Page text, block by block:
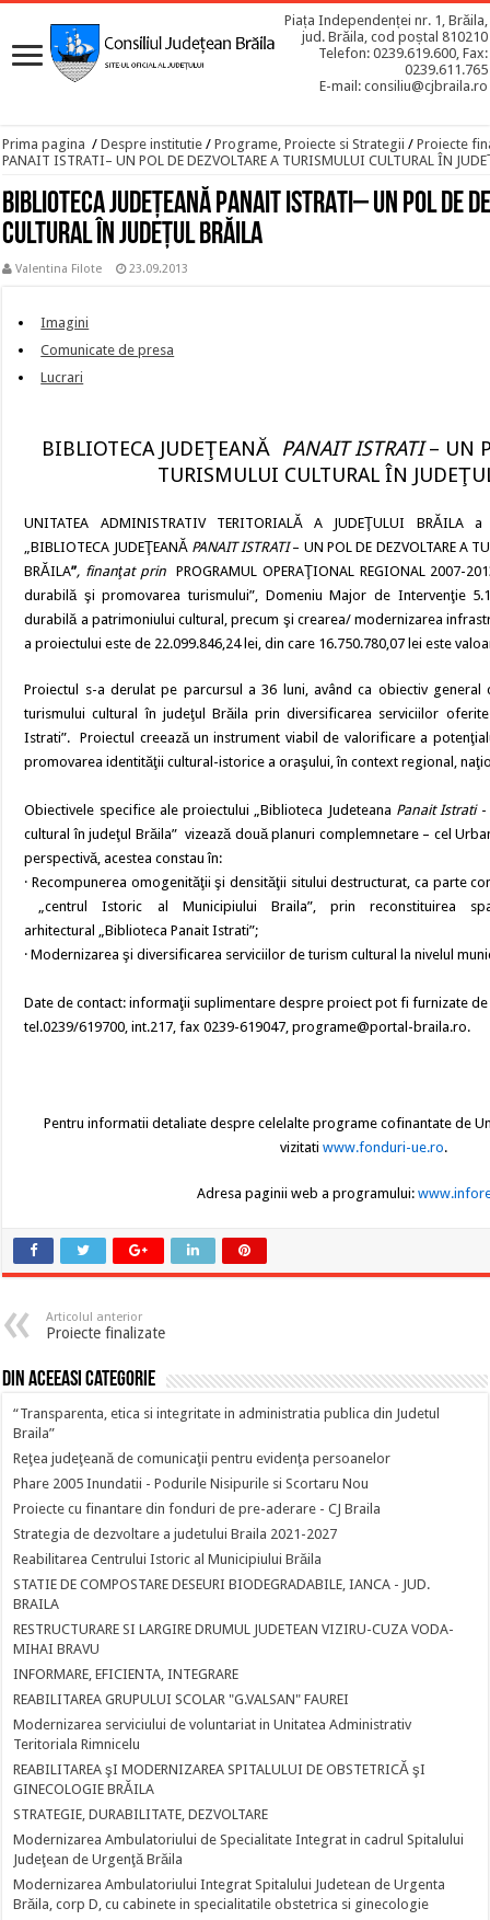
Piața Independenței nr. 1, Brăila,
jud. Brăila, cod poștal 810210
Telefon: 0239.619.600, Fax:
0239.611.765
E-mail: consiliu@cjbraila.ro
Prima pagina / Despre institutie / Programe, Proiecte si Strategii / Proiecte
PANAIT ISTRATI– UN POL DE DEZVOLTARE A TURISMULUI CULTURAL ÎN
BIBLIOTECA JUDEŢEANĂ PANAIT ISTRATI– UN POL DE
CULTURAL ÎN JUDEŢUL BRĂILA
Valentina Filote 23.09.2013
Imagini
Comunicate de presa
Lucrari
BIBLIOTECA JUDEŢEANĂ PANAIT ISTRATI– UN
TURISMULUI CULTURAL ÎN
UNITATEA ADMINISTRATIV TERITORIALĂ A JUDEŢULUI
„BIBLIOTECA JUDEŢEANĂ PANAIT ISTRATI– UN POL DE DEZVOLTARE A
BRĂILA”, finanţat prinPROGRAMUL OPERAŢIONAL REGIONAL 2007-
durabilă şi promovarea turismului”, Domeniu Major de Intervenţie
durabilă a patrimoniului cultural, precum şi crearea/ modernizarea
a proiectului este de 22.099.846,24 lei, din care 16.750.780,07 lei este
Proiectul s-a derulat pe parcursul a 36 luni, având ca obiectiv
turismului cultural în judeţul Brăila prin diversificarea serviciilor
Istrati”. Proiectul creează un instrument viabil de valorificare a
promovarea identităţii cultural-istorice a oraşului, în context regional,
Obiectivele specifice ale proiectului „Biblioteca Judeteana Panait Istrati-
cultural în judeţul Brăila” vizează două planuri complemnetare – cel
perspectivă, acestea constau în:
· Recompunerea omogenităţii şi densităţii sitului destructurat, ca parte
„centrul Istoric al Municipiului Braila”, prin reconstituirea
arhitectural „Biblioteca Panait Istrati”;
· Modernizarea şi diversificarea serviciilor de turism cultural la nivelul
Date de contact: informaţii suplimentare despre proiect pot fi furnizate
tel.0239/619700, int.217, fax 0239-619047, programe@portal-braila.ro.
Pentru informatii detaliate despre celelalte programe cofinantate de
vizitati www.fonduri-ue.ro.
Adresa paginii web a programului:
Articolul anterior
Proiecte finalizate
Din aceeasi categorie
“Transparenta, etica si integritate in administratia publica din Judetul
Braila”
Reţea judeţeană de comunicaţii pentru evidenţa persoanelor
Phare 2005 Inundatii - Podurile Nisipurile si Scortaru Nou
Proiecte cu finantare din fonduri de pre-aderare - CJ Braila
Strategia de dezvoltare a judetului Braila 2021-2027
Reabilitarea Centrului Istoric al Municipiului Brăila
STATIE DE COMPOSTARE DESEURI BIODEGRADABILE, IANCA - JUD.
BRAILA
RESTRUCTURARE SI LARGIRE DRUMUL JUDETEAN VIZIRU-CUZA VODA-
MIHAI BRAVU
INFORMARE, EFICIENTA, INTEGRARE
REABILITAREA GRUPULUI SCOLAR "G.VALSAN" FAUREI
Modernizarea serviciului de voluntariat in Unitatea Administrativ
Teritoriala Rimnicelu
REABILITAREA şI MODERNIZAREA SPITALULUI DE OBSTETRICĂ şI
GINECOLOGIE BRĂILA
STRATEGIE, DURABILITATE, DEZVOLTARE
Modernizarea Ambulatoriului de Specialitate Integrat in cadrul Spitalului
Judeţean de Urgenţă Brăila
Modernizarea Ambulatoriului Integrat Spitalului Judetean de Urgenta
Brăila, corp D, cu cabinete in specialitatile obstetrica si ginecologie